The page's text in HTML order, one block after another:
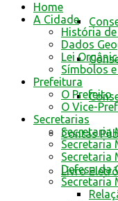
Contas
Livro
Home
A Cidade
História
Dados
Lei
Símbolos
Prefeitura
O Prefeito
O Vice-
Secretarias
Secretaria
Secretaria
Secretaria
Defesa da
Secretaria